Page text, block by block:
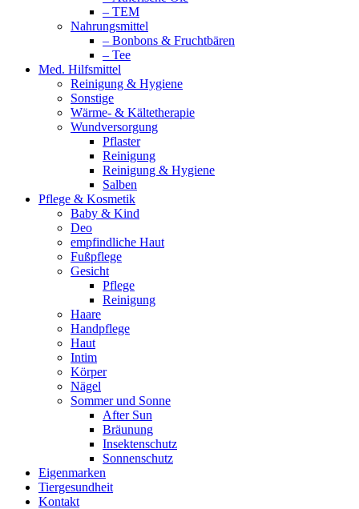
– TEM
Nahrungsmittel
– Bonbons & Fruchtbären
– Tee
Med. Hilfsmittel
Reinigung & Hygiene
Sonstige
Wärme- & Kältetherapie
Wundversorgung
Pflaster
Reinigung
Reinigung & Hygiene
Salben
Pflege & Kosmetik
Baby & Kind
Deo
empfindliche Haut
Fußpflege
Gesicht
Pflege
Reinigung
Haare
Handpflege
Haut
Intim
Körper
Nägel
Sommer und Sonne
After Sun
Bräunung
Insektenschutz
Sonnenschutz
Eigenmarken
Tiergesundheit
Kontakt